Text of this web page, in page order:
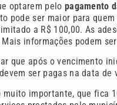
optarem pelo pagamento
pode ser maior para
a R$ 100,00. As
informações podem
que após o vencimento
ser pagas na data
muito importante, que fica